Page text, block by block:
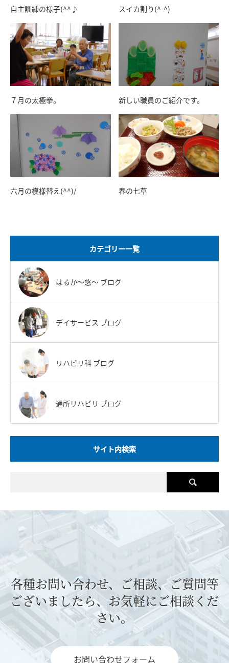
自主訓練の様子(^^♪ スイカ割り(^-^)
７月の太極拳。 新しい職員のご紹介です。
六月の模様替え(^^)/ 春の七草
カテゴリー一覧
はるか〜悠〜 ブログ
デイサービス ブログ
リハビリ科 ブログ
通所リハビリ ブログ
サイト内検索
各種お問い合わせ、ご相談、ご質問等
ございましたら、お気軽にご相談くだ
さい。
お問い合わせフォーム